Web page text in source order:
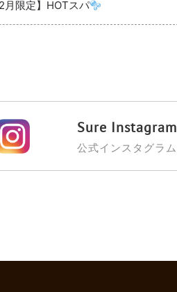
2月限定】HOTスパ
Sure Instagram
公式インスタグラム